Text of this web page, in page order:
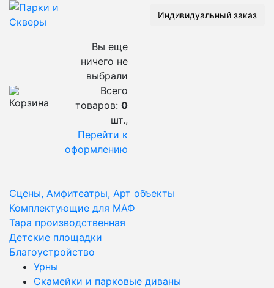
Индивидуальный заказ
Вы еще
ничего не
выбрали
Всего
товаров: 0
шт.,
Перейти к
оформлению
Сцены, Амфитеатры, Арт объекты
Комплектующие для МАФ
Тара производственная
Детские площадки
Благоустройство
Урны
Скамейки и парковые диваны